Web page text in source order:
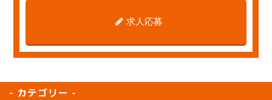
求人応募
カテゴリー